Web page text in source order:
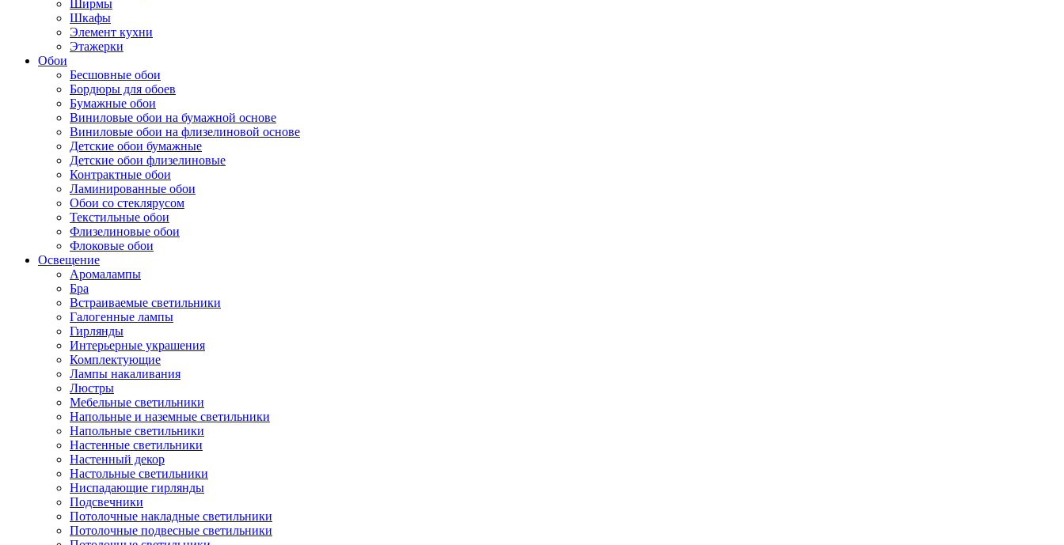
Ширмы
Шкафы
Элемент кухни
Этажерки
Обои
Бесшовные обои
Бордюры для обоев
Бумажные обои
Виниловые обои на бумажной основе
Виниловые обои на флизелиновой основе
Детские обои бумажные
Детские обои флизелиновые
Контрактные обои
Ламинированные обои
Обои со стеклярусом
Текстильные обои
Флизелиновые обои
Флоковые обои
Освещение
Аромалампы
Бра
Встраиваемые светильники
Галогенные лампы
Гирлянды
Интерьерные украшения
Комплектующие
Лампы накаливания
Люстры
Мебельные светильники
Напольные и наземные светильники
Напольные светильники
Настенные светильники
Настенный декор
Настольные светильники
Ниспадающие гирлянды
Подсвечники
Потолочные накладные светильники
Потолочные подвесные светильники